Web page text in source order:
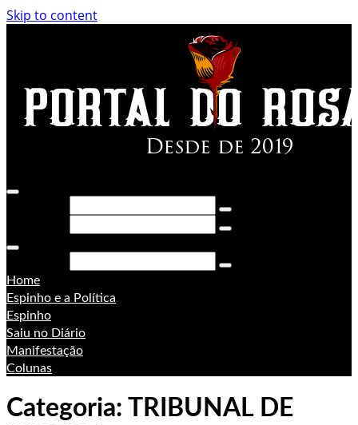
Skip to content
Home
Espinho e a Política
Espinho
Saiu no Diário
Manifestação
Colunas
Categoria:
TRIBUNAL DE